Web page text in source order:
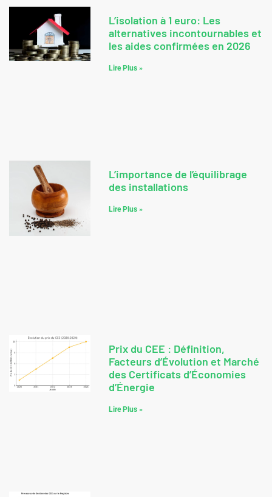
L’isolation à 1 euro: Les
alternatives incontournables et
les aides confirmées en 2026
Lire Plus »
L’importance de l’équilibrage
des installations
Lire Plus »
Prix du CEE : Définition,
Facteurs d’Évolution et Marché
des Certificats d’Économies
d’Énergie
Lire Plus »